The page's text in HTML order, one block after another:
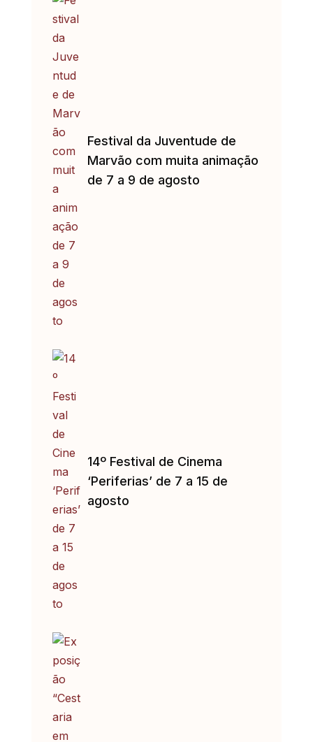
Festival da Juventude de
Marvão com muita animação
de 7 a 9 de agosto
14º Festival de Cinema
‘Periferias’ de 7 a 15 de
agosto